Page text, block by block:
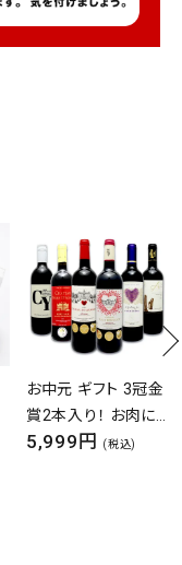
お中元 ギフト 3冠金
賞2本入り！ お肉に
合う 赤ワイン 飲み
5,999円 (税込)